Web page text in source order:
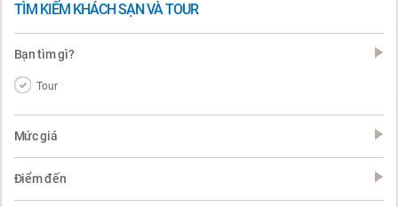
TÌM KIẾM KHÁCH SẠN VÀ TOUR
Bạn tìm gì?
Tour
Mức giá
Điểm đến